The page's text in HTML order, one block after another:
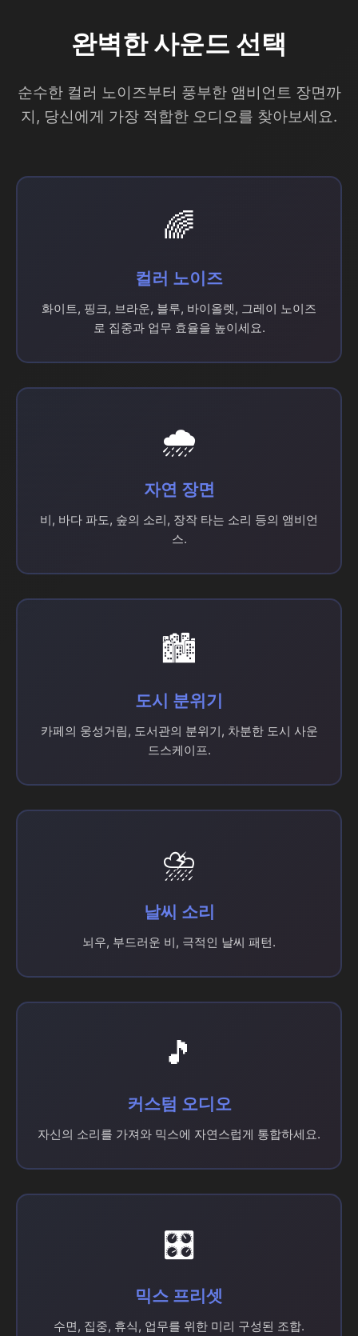
완벽한 사운드 선택
순수한 컬러 노이즈부터 풍부한 앰비언트 장면까
지, 당신에게 가장 적합한 오디오를 찾아보세요.
🌈
컬러 노이즈
화이트, 핑크, 브라운, 블루, 바이올렛, 그레이 노이즈
로 집중과 업무 효율을 높이세요.
🌧️
자연 장면
비, 바다 파도, 숲의 소리, 장작 타는 소리 등의 앰비언
스.
🏙️
도시 분위기
카페의 웅성거림, 도서관의 분위기, 차분한 도시 사운
드스케이프.
⛈️
날씨 소리
뇌우, 부드러운 비, 극적인 날씨 패턴.
🎵
커스텀 오디오
자신의 소리를 가져와 믹스에 자연스럽게 통합하세요.
🎛️
믹스 프리셋
수면, 집중, 휴식, 업무를 위한 미리 구성된 조합.